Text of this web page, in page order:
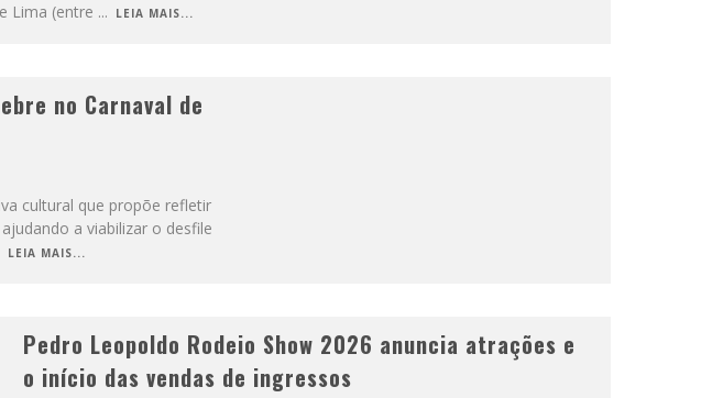
Lima (entre ... LEIA MAIS...
no Carnaval de
cultural que propõe refletir
a viabilizar o desfile
LEIA MAIS...
Pedro Leopoldo Rodeio Show 2026 anuncia atrações e
o início das vendas de ingressos